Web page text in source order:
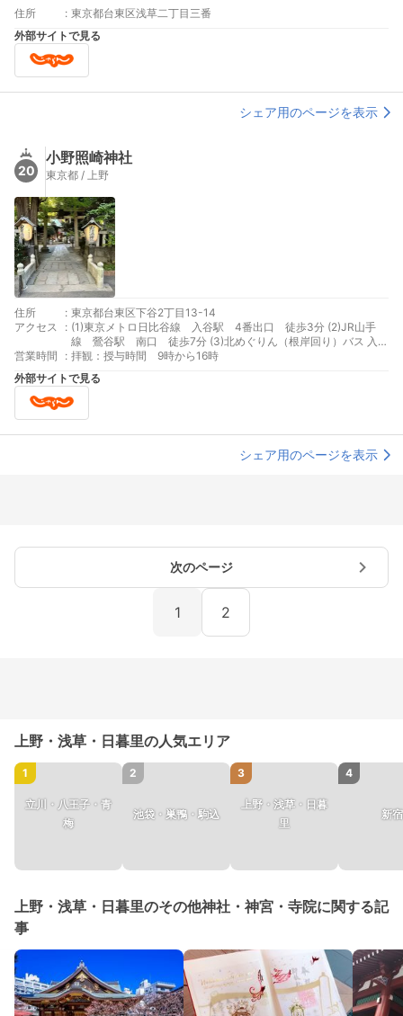
住所 : 東京都台東区浅草二丁目三番
外部サイトで見る
シェア用のページを表示
20
小野照崎神社
東京都 / 上野
住所 : 東京都台東区下谷2丁目13-14
アクセス
: (1)東京メトロ日比谷線 入谷駅 4番出口 徒歩3分 (2)JR山手
線 鶯谷駅 南口 徒歩7分 (3)北めぐりん（根岸回り）バス 入谷
駅入口 徒歩2分
営業時間 : 拝観：授与時間 9時から16時
外部サイトで見る
シェア用のページを表示
次のページ
1 2
上野・浅草・日暮里の人気エリア
1
立川・八王子・青
梅
2
池袋・巣鴨・駒込
3
上野・浅草・日暮
里
4
新宿
上野・浅草・日暮里のその他神社・神宮・寺院に関する記
事